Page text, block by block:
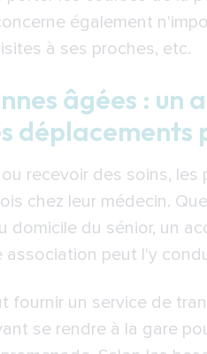
également
à ses proches, etc.
âgées : un
déplacements
recevoir des soins,
chez leur médecin.
domicile du sénior, un
peut l'y
fournir un service de
se rendre à la gare